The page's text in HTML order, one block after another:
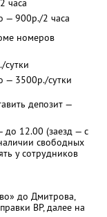
часа
— 900р./2 часа
номеров
— 3500р./сутки
депозит —
до 12.00 (заезд — с
свободных
у сотрудников
до Дмитрова,
BP, далее на